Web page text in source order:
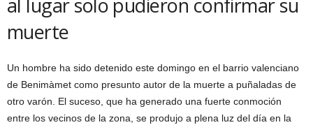
al lugar solo pudieron confirmar su
muerte
Un hombre ha sido detenido este domingo en el barrio valenciano
de Benimàmet como presunto autor de la muerte a puñaladas de
otro varón. El suceso, que ha generado una fuerte conmoción
entre los vecinos de la zona, se produjo a plena luz del día en la